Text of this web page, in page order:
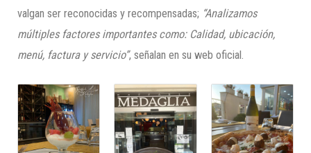
valgan ser reconocidas y recompensadas; “Analizamos
múltiples factores importantes como: Calidad, ubicación,
menú, factura y servicio”, señalan en su web oficial.